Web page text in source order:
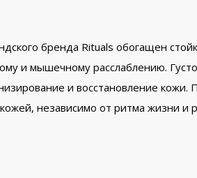
бренда Rituals обогащен
и мышечному расслаблению.
и восстановление кожи.
независимо от ритма жизни и